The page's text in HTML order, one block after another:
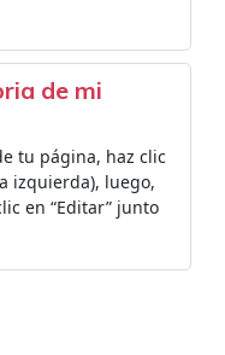
de mi
tu página, haz clic
izquierda), luego,
en “Editar” junto